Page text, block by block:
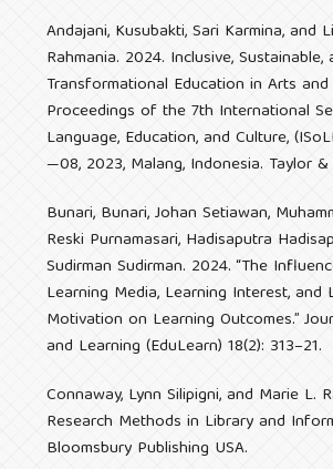
Andajani, Kusubakti, Sari Karmina, and
Rahmania. 2024. Inclusive, Sustainable,
Transformational Education in Arts
Proceedings of the 7th International
Language, Education, and Culture,
—08, 2023, Malang, Indonesia. Taylor &
Bunari, Bunari, Johan Setiawan,
Reski Purnamasari, Hadisaputra
Sudirman Sudirman. 2024. “The
Learning Media, Learning Interest, and
Motivation on Learning Outcomes.”
and Learning (EduLearn) 18(2): 313–21.
Connaway, Lynn Silipigni, and Marie L.
Research Methods in Library and
Bloomsbury Publishing USA.